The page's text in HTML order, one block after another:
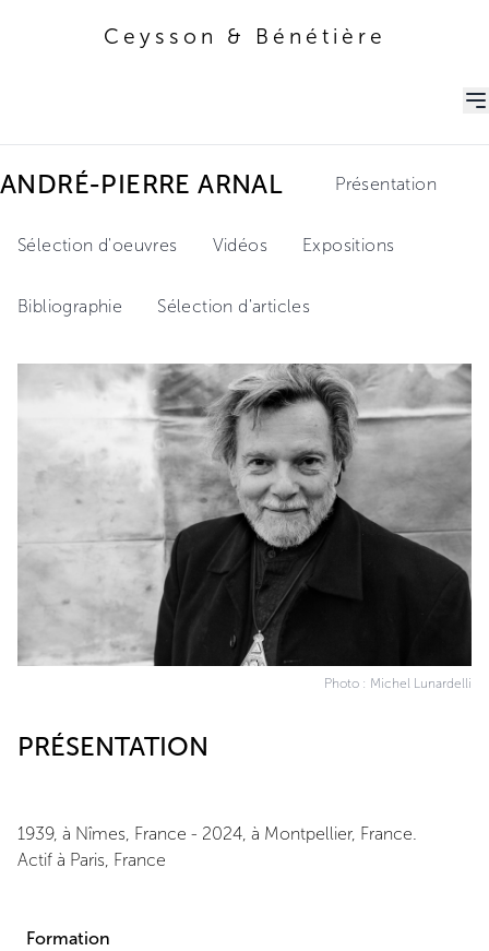
Ceysson & Bénétière
ANDRÉ-PIERRE ARNAL Présentation
Sélection d'oeuvres Vidéos Expositions
Bibliographie Sélection d'articles
Photo : Michel Lunardelli
PRÉSENTATION
1939, à Nîmes, France - 2024, à Montpellier, France.
Actif à Paris, France
Formation